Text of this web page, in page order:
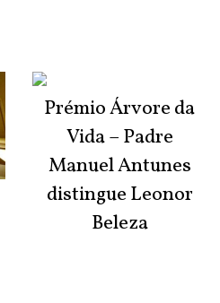
Prémio Árvore da
Vida – Padre
Manuel Antunes
distingue Leonor
Beleza